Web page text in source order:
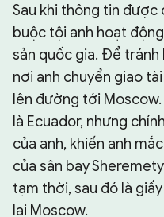
Sau khi thông tin được
buộc tội anh hoạt
sản quốc gia. Để tránh
nơi anh chuyển giao
lên đường tới
là Ecuador, nhưng
của anh, khiến anh
của sân bay
tạm thời, sau đó là
lại Moscow.